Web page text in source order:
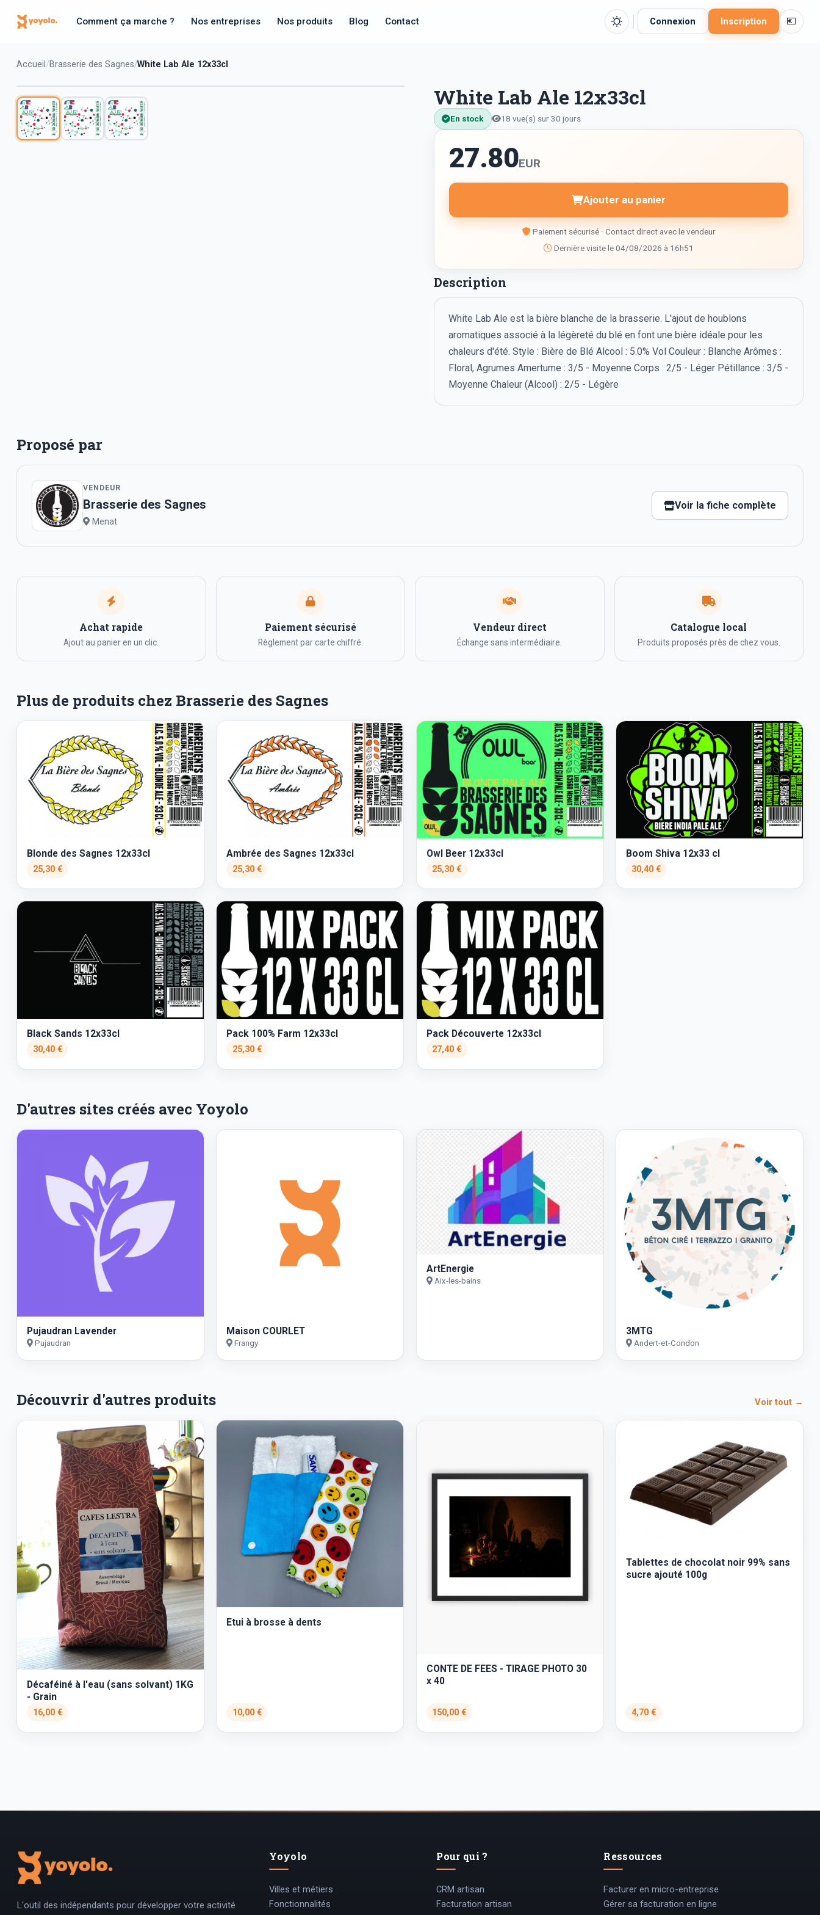
Comment ça marche ? Nos entreprises Nos produits Blog Contact Connexion Inscription 💶
Accueil Brasserie des Sagnes White Lab Ale 12x33cl
White Lab Ale 12x33cl
En stock 18 vue(s) sur 30 jours
27.80EUR
Ajouter au panier
Paiement sécurisé · Contact direct avec le vendeur
Dernière visite le 04/08/2026 à 16h51
Description
White Lab Ale est la bière blanche de la brasserie. L'ajout de houblons
aromatiques associé à la légèreté du blé en font une bière idéale pour les
chaleurs d'été. Style : Bière de Blé Alcool : 5.0% Vol Couleur : Blanche Arômes :
Floral, Agrumes Amertume : 3/5 - Moyenne Corps : 2/5 - Léger Pétillance : 3/5 -
Moyenne Chaleur (Alcool) : 2/5 - Légère
Proposé par
VENDEUR
Brasserie des Sagnes
Menat
Voir la fiche complète
Achat rapide
Ajout au panier en un clic.
Paiement sécurisé
Règlement par carte chiffré.
Vendeur direct
Échange sans intermédiaire.
Catalogue local
Produits proposés près de chez vous.
Plus de produits chez Brasserie des Sagnes
Blonde des Sagnes 12x33cl
25,30 €
Ambrée des Sagnes 12x33cl
25,30 €
Owl Beer 12x33cl
25,30 €
Boom Shiva 12x33 cl
30,40 €
Black Sands 12x33cl
30,40 €
Pack 100% Farm 12x33cl
25,30 €
Pack Découverte 12x33cl
27,40 €
D'autres sites créés avec Yoyolo
Pujaudran Lavender
Pujaudran
Maison COURLET
Frangy
ArtEnergie
Aix-les-bains
3MTG
Andert-et-Condon
Découvrir d'autres produits Voir tout →
Décaféiné à l'eau (sans solvant) 1KG
- Grain
16,00 €
Etui à brosse à dents
10,00 €
CONTE DE FEES - TIRAGE PHOTO 30
x 40
150,00 €
Tablettes de chocolat noir 99% sans
sucre ajouté 100g
4,70 €
L'outil des indépendants pour développer votre activité
Yoyolo
Villes et métiers
Fonctionnalités
Pour qui ?
CRM artisan
Facturation artisan
Ressources
Facturer en micro-entreprise
Gérer sa facturation en ligne